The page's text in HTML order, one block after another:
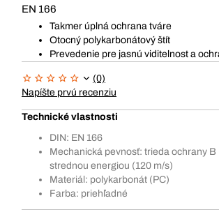
EN 166
Takmer úplná ochrana tváre
Otocný polykarbonátový štít
Prevedenie pre jasnú viditelnost a
(0)
Napíšte prvú recenziu
Technické vlastnosti
DIN: EN 166
Mechanická pevnosť: trieda ochrany B
strednou energiou (120 m/s)
Materiál: polykarbonát (PC)
Farba: priehľadné